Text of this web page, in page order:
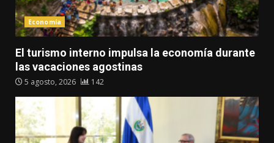
Economía
El turismo interno impulsa la economía durante
las vacaciones agostinas
5 agosto, 2026 142